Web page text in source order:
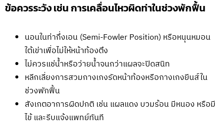
ข้อควรระวัง เช่น การเคลื่อนไหวผิดท่าในช่วงพักฟื้น
นอนในท่ากึ่งเอน (Semi-Fowler Position) หรือหนุนหมอน
ใต้เข่าเพื่อไม่ให้หน้าท้องตึง
ไม่ควรแช่น้ำหรือว่ายน้ำจนกว่าแผลจะปิดสนิท
หลีกเลี่ยงการสวมกางเกงรัดหน้าท้องหรือกางเกงยีนส์ใน
ช่วงพักฟื้น
สังเกตอาการผิดปกติ เช่น แผลแดง บวมร้อน มีหนอง หรือมี
ไข้ และรีบแจ้งแพทย์ทันที